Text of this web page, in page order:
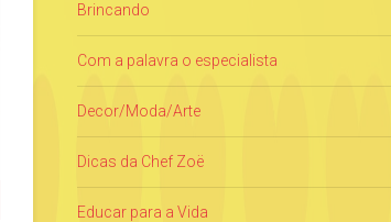
Brincando
Com a palavra o especialista
Decor/Moda/Arte
Dicas da Chef Zoë
Educar para a Vida